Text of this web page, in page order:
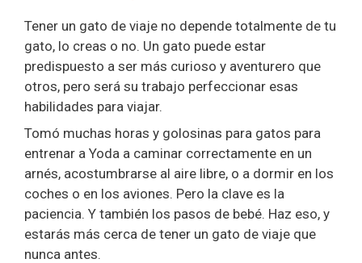
Tener un gato de viaje no depende totalmente de tu
gato, lo creas o no. Un gato puede estar
predispuesto a ser más curioso y aventurero que
otros, pero será su trabajo perfeccionar esas
habilidades para viajar.
Tomó muchas horas y golosinas para gatos para
entrenar a Yoda a caminar correctamente en un
arnés, acostumbrarse al aire libre, o a dormir en los
coches o en los aviones. Pero la clave es la
paciencia. Y también los pasos de bebé. Haz eso, y
estarás más cerca de tener un gato de viaje que
nunca antes.